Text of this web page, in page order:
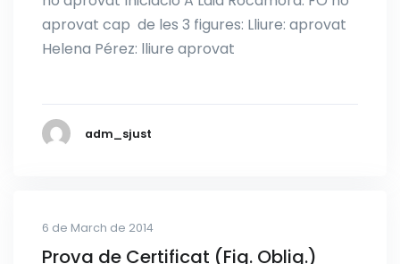
aprovat cap de les 3 figures: Lliure: aprovat
Helena Pérez: lliure aprovat
adm_sjust
6 de March de 2014
Prova de Certificat (Fig. Oblig.)